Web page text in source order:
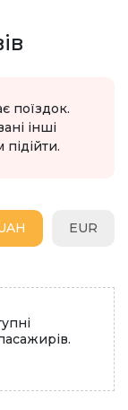
поїздок.
інші
EUR